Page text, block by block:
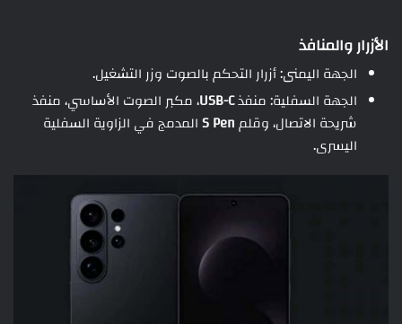
الأزرار والمنافذ
الجهة اليمنى: أزرار التحكم بالصوت وزر التشغيل.
الجهة السفلية: منفذUSB-C، مكبر الصوت الأساسي، منفذ
شريحة الاتصال، وقلمS Penالمدمج في الزاوية السفلية
اليسرى.